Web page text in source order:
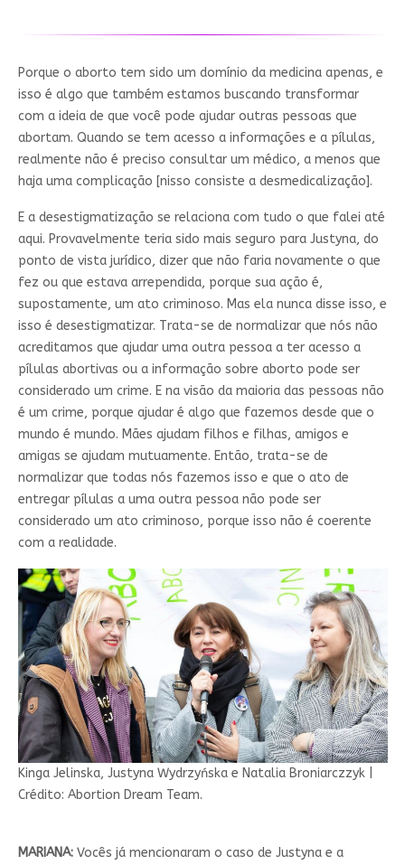
Porque o aborto tem sido um domínio da medicina apenas, e
isso é algo que também estamos buscando transformar
com a ideia de que você pode ajudar outras pessoas que
abortam. Quando se tem acesso a informações e a pílulas,
realmente não é preciso consultar um médico, a menos que
haja uma complicação [nisso consiste a desmedicalização].
E a desestigmatização se relaciona com tudo o que falei até
aqui. Provavelmente teria sido mais seguro para Justyna, do
ponto de vista jurídico, dizer que não faria novamente o que
fez ou que estava arrependida, porque sua ação é,
supostamente, um ato criminoso. Mas ela nunca disse isso, e
isso é desestigmatizar. Trata-se de normalizar que nós não
acreditamos que ajudar uma outra pessoa a ter acesso a
pílulas abortivas ou a informação sobre aborto pode ser
considerado um crime. E na visão da maioria das pessoas não
é um crime, porque ajudar é algo que fazemos desde que o
mundo é mundo. Mães ajudam filhos e filhas, amigos e
amigas se ajudam mutuamente. Então, trata-se de
normalizar que todas nós fazemos isso e que o ato de
entregar pílulas a uma outra pessoa não pode ser
considerado um ato criminoso, porque isso não é coerente
com a realidade.
Kinga Jelinska, Justyna Wydrzyńska e Natalia Broniarczzyk |
Crédito: Abortion Dream Team.
MARIANA:Vocês já mencionaram o caso de Justyna e a